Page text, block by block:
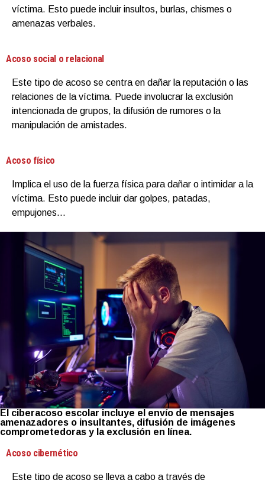
víctima. Esto puede incluir insultos, burlas, chismes o
amenazas verbales.
Acoso social o relacional
Este tipo de acoso se centra en dañar la reputación o las
relaciones de la víctima. Puede involucrar la exclusión
intencionada de grupos, la difusión de rumores o la
manipulación de amistades.
Acoso físico
Implica el uso de la fuerza física para dañar o intimidar a la
víctima. Esto puede incluir dar golpes, patadas,
empujones…
El ciberacoso escolar incluye el envío de mensajes
amenazadores o insultantes, difusión de imágenes
comprometedoras y la exclusión en línea.
Acoso cibernético
Este tipo de acoso se lleva a cabo a través de